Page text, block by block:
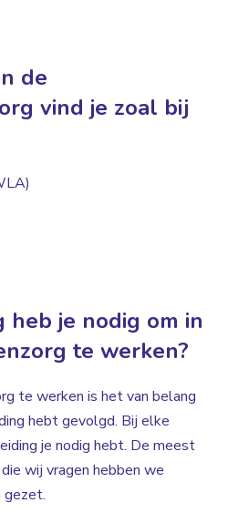
de
vind je zoal bij
je nodig om in
te werken?
te werken is het van belang
hebt gevolgd. Bij elke
je nodig hebt. De meest
wij vragen hebben we
gezet.